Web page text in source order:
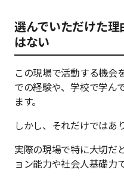
選んでいただけた
はない
この現場で活動する機会
での経験や、学校で学ん
ます。
しかし、それだけではあ
実際の現場で特に大切だ
ョン能力や社会人基礎力で